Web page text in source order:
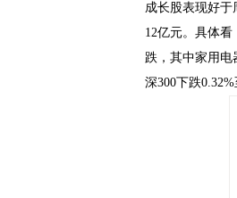
成长股表现好
12亿元。具体看
跌，其中家用
深300下跌0.32%